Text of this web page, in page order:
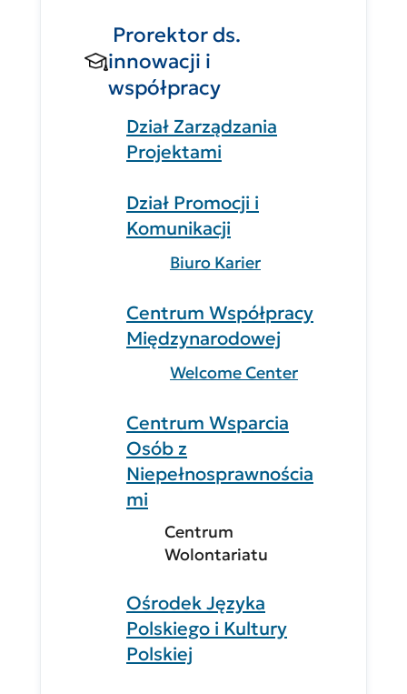
Prorektor ds.
innowacji i
współpracy
Dział Zarządzania
Projektami
Dział Promocji i
Komunikacji
Biuro Karier
Centrum Współpracy
Międzynarodowej
Welcome Center
Centrum Wsparcia
Osób z
Niepełnosprawnościa
mi
Centrum
Wolontariatu
Ośrodek Języka
Polskiego i Kultury
Polskiej